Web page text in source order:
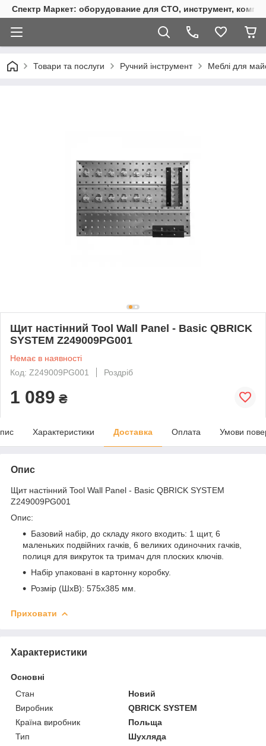
Спектр Маркет: оборудование для СТО, инструмент,
Товари та послуги Ручний інструмент Меблі для
Щит настінний Tool Wall Panel - Basic QBRICK
SYSTEM Z249009PG001
Немає в наявності
Код: Z249009PG001
Роздріб
1 089 ₴
Характеристики Доставка Оплата Умови
Опис
Щит настінний Tool Wall Panel - Basic QBRICK SYSTEM
Z249009PG001
Опис:
Базовий набір, до складу якого входить: 1 щит, 6
маленьких подвійних гачків, 6 великих одиночних гачків,
полиця для викруток та тримач для плоских ключів.
Набір упаковані в картонну коробку.
Розмір (ШхВ): 575х385 мм.
Приховати
Характеристики
Основні
Стан
Новий
Виробник
QBRICK SYSTEM
Країна виробник
Польща
Тип
Шухляда